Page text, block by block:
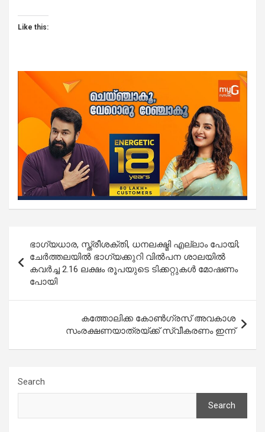
Like this:
navigation
ഭാഗ്യധാര, സ്ത്രീശക്തി, ധനലക്ഷ്മി എല്ലാം പോയി;
ചേർത്തലയിൽ ഭാഗ്യക്കുറി വിൽപന ശാലയിൽ
കവർച്ച 2.16 ലക്ഷം രൂപയുടെ ടിക്കറ്റുകൾ മോഷണം
പോയി
കത്തോലിക്ക കോൺഗ്രസ് അവകാശ
സംരക്ഷണയാത്രയ്ക്ക് സ്വീകരണം ഇന്ന്
Search
Search